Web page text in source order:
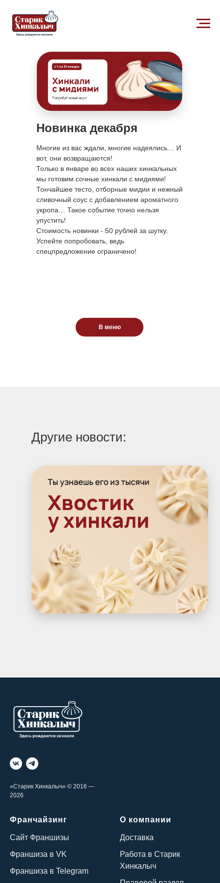
Новинка декабря
Многие из вас ждали, многие надеялись… И
вот, они возвращаются!
Только в январе во всех наших хинкальных
мы готовим сочные хинкали с мидиями!
Тончайшее тесто, отборные мидии и нежный
сливочный соус с добавлением ароматного
укропа… Такое событие точно нельзя
упустить!
Стоимость новинки - 50 рублей за шутку.
Успейте попробовать, ведь
спецпредложение ограничено!
В меню
В меню
Другие новости:
«Старик Хинкалыч» © 2016 —
2026
Франчайзинг
Сайт Франшизы
Франшиза в VK
Франшиза в Telegram
О компании
Доставка
Работа в Старик
Хинкалыч